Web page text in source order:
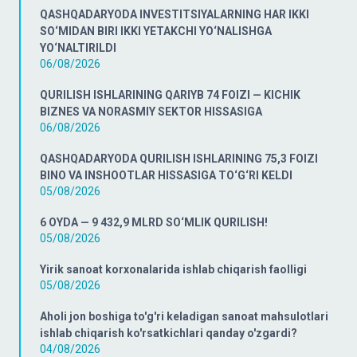
QASHQADARYODA INVESTITSIYALARNING HAR IKKI
SO‘MIDAN BIRI IKKI YETAKCHI YO‘NALISHGA
YO‘NALTIRILDI
06/08/2026
QURILISH ISHLARINING QARIYB 74 FOIZI — KICHIK
BIZNES VA NORASMIY SEKTOR HISSASIGA
06/08/2026
QASHQADARYODA QURILISH ISHLARINING 75,3 FOIZI
BINO VA INSHOOTLAR HISSASIGA TO‘G‘RI KELDI
05/08/2026
6 OYDA — 9 432,9 MLRD SO‘MLIK QURILISH!
05/08/2026
Yirik sanoat korxonalarida ishlab chiqarish faolligi
05/08/2026
Aholi jon boshiga to'g'ri keladigan sanoat mahsulotlari
ishlab chiqarish ko'rsatkichlari qanday o'zgardi?
04/08/2026